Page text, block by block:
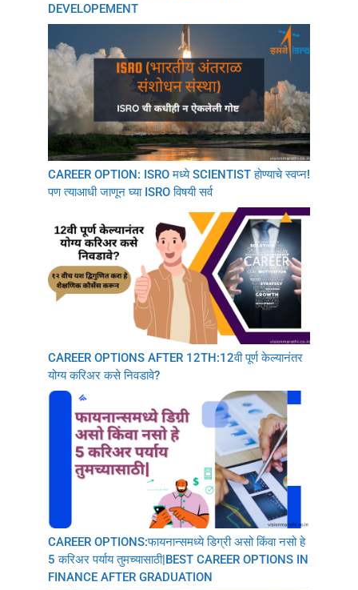
DEVELOPEMENT
CAREER OPTION: ISRO मध्ये SCIENTIST होण्याचे स्वप्न!
पण त्याआधी जाणून घ्या ISRO विषयी सर्व
CAREER OPTIONS AFTER 12TH:12वी पूर्ण केल्यानंतर
योग्य करिअर कसे निवडावे?
CAREER OPTIONS:फायनान्समध्ये डिग्री असो किंवा नसो हे
5 करिअर पर्याय तुमच्यासाठी|BEST CAREER OPTIONS IN
FINANCE AFTER GRADUATION